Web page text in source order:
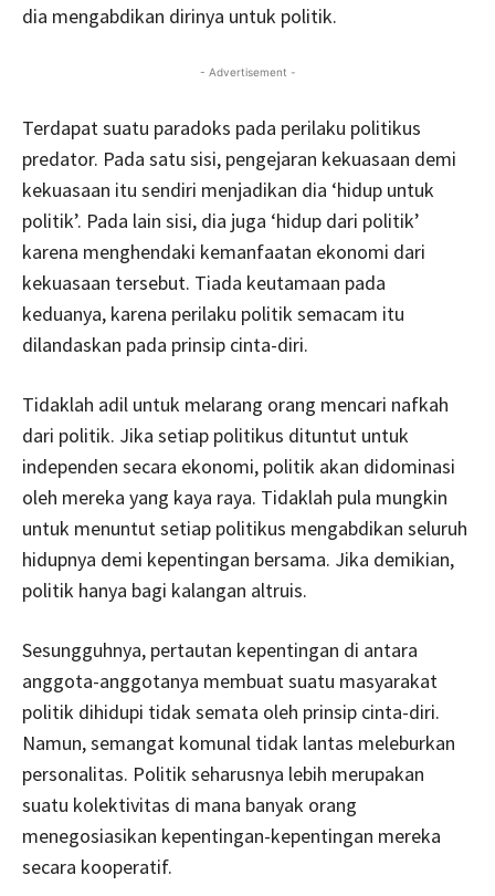
dia mengabdikan dirinya untuk politik.
- Advertisement -
Terdapat suatu paradoks pada perilaku politikus
predator. Pada satu sisi, pengejaran kekuasaan demi
kekuasaan itu sendiri menjadikan dia ‘hidup untuk
politik’. Pada lain sisi, dia juga ‘hidup dari politik’
karena menghendaki kemanfaatan ekonomi dari
kekuasaan tersebut. Tiada keutamaan pada
keduanya, karena perilaku politik semacam itu
dilandaskan pada prinsip cinta-diri.
Tidaklah adil untuk melarang orang mencari nafkah
dari politik. Jika setiap politikus dituntut untuk
independen secara ekonomi, politik akan didominasi
oleh mereka yang kaya raya. Tidaklah pula mungkin
untuk menuntut setiap politikus mengabdikan seluruh
hidupnya demi kepentingan bersama. Jika demikian,
politik hanya bagi kalangan altruis.
Sesungguhnya, pertautan kepentingan di antara
anggota-anggotanya membuat suatu masyarakat
politik dihidupi tidak semata oleh prinsip cinta-diri.
Namun, semangat komunal tidak lantas meleburkan
personalitas. Politik seharusnya lebih merupakan
suatu kolektivitas di mana banyak orang
menegosiasikan kepentingan-kepentingan mereka
secara kooperatif.